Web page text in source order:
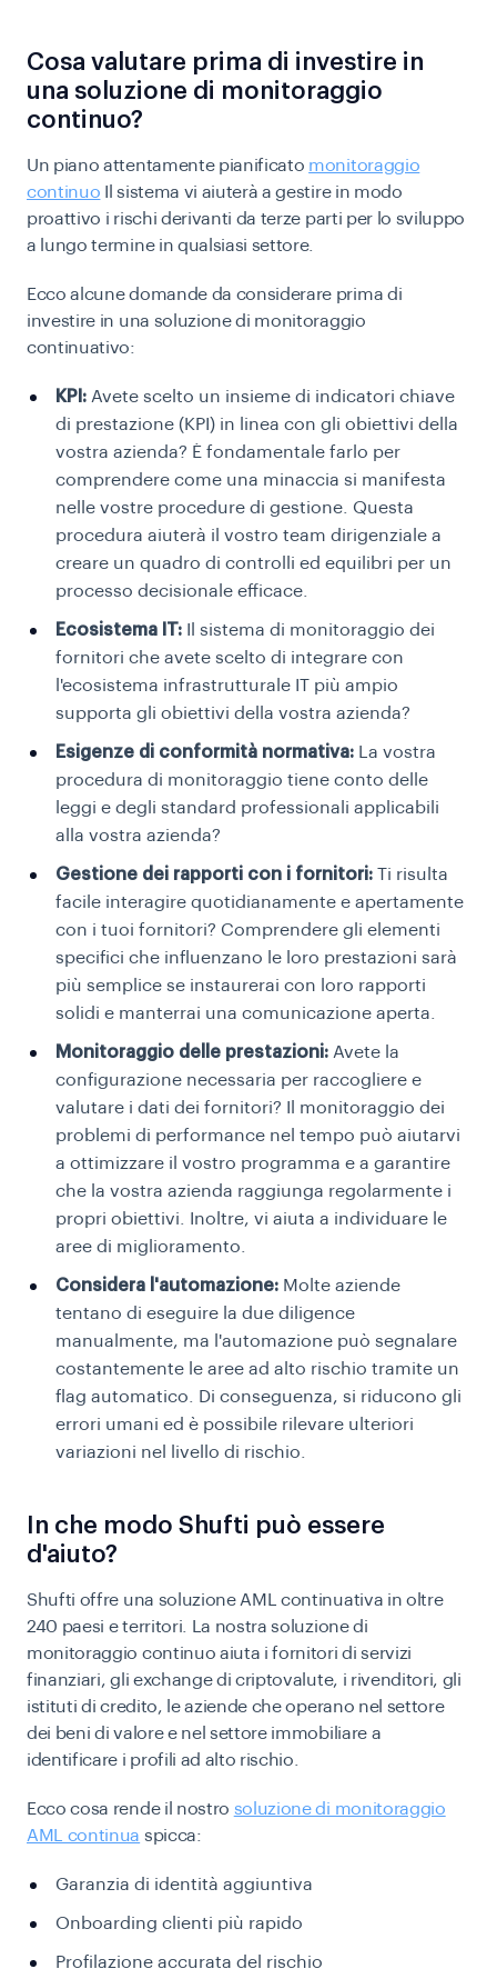
Cosa valutare prima di investire in
una soluzione di monitoraggio
continuo?
Un piano attentamente pianificato monitoraggio
continuo Il sistema vi aiuterà a gestire in modo
proattivo i rischi derivanti da terze parti per lo sviluppo
a lungo termine in qualsiasi settore.
Ecco alcune domande da considerare prima di
investire in una soluzione di monitoraggio
continuativo:
KPI: Avete scelto un insieme di indicatori chiave
di prestazione (KPI) in linea con gli obiettivi della
vostra azienda? È fondamentale farlo per
comprendere come una minaccia si manifesta
nelle vostre procedure di gestione. Questa
procedura aiuterà il vostro team dirigenziale a
creare un quadro di controlli ed equilibri per un
processo decisionale efficace.
Ecosistema IT:
Il sistema di monitoraggio dei
fornitori che avete scelto di integrare con
l'ecosistema infrastrutturale IT più ampio
supporta gli obiettivi della vostra azienda?
Esigenze di conformità normativa: La vostra
procedura di monitoraggio tiene conto delle
leggi e degli standard professionali applicabili
alla vostra azienda?
Gestione dei rapporti con i fornitori: Ti risulta
facile interagire quotidianamente e apertamente
con i tuoi fornitori? Comprendere gli elementi
specifici che influenzano le loro prestazioni sarà
più semplice se instaurerai con loro rapporti
solidi e manterrai una comunicazione aperta.
Monitoraggio delle prestazioni: Avete la
configurazione necessaria per raccogliere e
valutare i dati dei fornitori? Il monitoraggio dei
problemi di performance nel tempo può aiutarvi
a ottimizzare il vostro programma e a garantire
che la vostra azienda raggiunga regolarmente i
propri obiettivi. Inoltre, vi aiuta a individuare le
aree di miglioramento.
Considera l'automazione: Molte aziende
tentano di eseguire la due diligence
manualmente, ma l'automazione può segnalare
costantemente le aree ad alto rischio tramite un
flag automatico. Di conseguenza, si riducono gli
errori umani ed è possibile rilevare ulteriori
variazioni nel livello di rischio.
In che modo Shufti può essere
d'aiuto?
Shufti offre una soluzione AML continuativa in oltre
240 paesi e territori. La nostra soluzione di
monitoraggio continuo aiuta i fornitori di servizi
finanziari, gli exchange di criptovalute, i rivenditori, gli
istituti di credito, le aziende che operano nel settore
dei beni di valore e nel settore immobiliare a
identificare i profili ad alto rischio.
Ecco cosa rende il nostro soluzione di monitoraggio
AML continua spicca:
Garanzia di identità aggiuntiva
Onboarding clienti più rapido
Profilazione accurata del rischio